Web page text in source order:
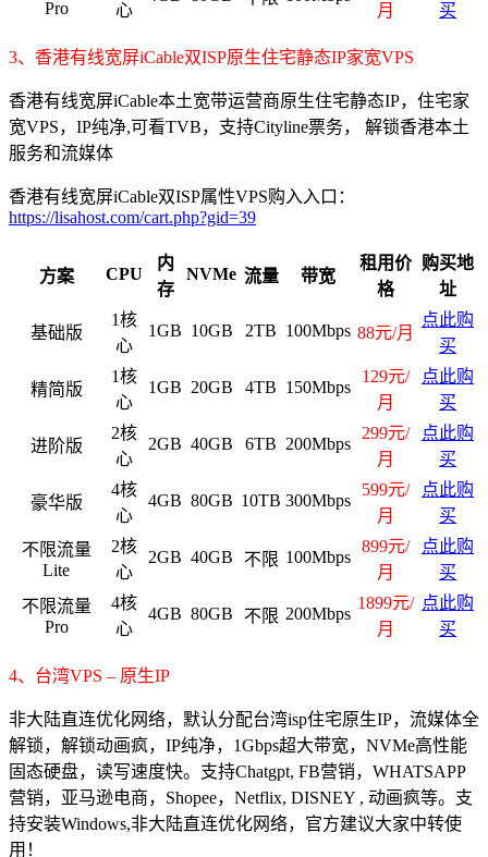
Pro 心
月
买
3、香港有线宽屏iCable双ISP原生住宅静态IP家宽VPS
香港有线宽屏iCable本土宽带运营商原生住宅静态IP，住宅家
宽VPS，IP纯净,可看TVB，支持Cityline票务， 解锁香港本土
服务和流媒体
香港有线宽屏iCable双ISP属性VPS购入入口：
https://lisahost.com/cart.php?gid=39
方案 CPU
内
存
NVMe 流量 带宽
租用价
格
购买地
址
基础版
1核
心
1GB 10GB 2TB 100Mbps 88元/月
点此购
买
精简版
1核
心
1GB 20GB 4TB 150Mbps
129元/
月
点此购
买
进阶版
2核
心
2GB 40GB 6TB 200Mbps
299元/
月
点此购
买
豪华版
4核
心
4GB 80GB 10TB 300Mbps
599元/
月
点此购
买
不限流量
Lite
2核
心
2GB 40GB 不限 100Mbps
899元/
月
点此购
买
不限流量
Pro
4核
心
4GB 80GB 不限 200Mbps
1899元/
月
点此购
买
4、台湾VPS – 原生IP
非大陆直连优化网络，默认分配台湾isp住宅原生IP，流媒体全
解锁，解锁动画疯，IP纯净，1Gbps超大带宽，NVMe高性能
固态硬盘，读写速度快。支持Chatgpt, FB营销，WHATSAPP
营销，亚马逊电商，Shopee，Netflix, DISNEY , 动画疯等。支
持安装Windows,非大陆直连优化网络，官方建议大家中转使
用！